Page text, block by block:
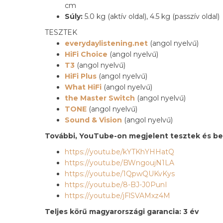
cm
Súly: 5.0 kg (aktív oldal), 4.5 kg (passzív oldal)
TESZTEK
everydaylistening.net (angol nyelvű)
HiFi Choice (angol nyelvű)
T3 (angol nyelvű)
HiFi Plus (angol nyelvű)
What HiFi (angol nyelvű)
the Master Switch (angol nyelvű)
TONE (angol nyelvű)
Sound & Vision (angol nyelvű)
További, YouTube-on megjelent tesztek és
https://youtu.be/kYTKhYHHatQ
https://youtu.be/BWngoujN1LA
https://youtu.be/1QpwQUKvKys
https://youtu.be/8-BJ-J0PunI
https://youtu.be/jFlSVAMxz4M
Teljes körű magyarországi garancia: 3 év